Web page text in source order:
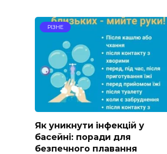
РІЗНЕ
Як уникнути інфекцій у
басейні: поради для
безпечного плавання